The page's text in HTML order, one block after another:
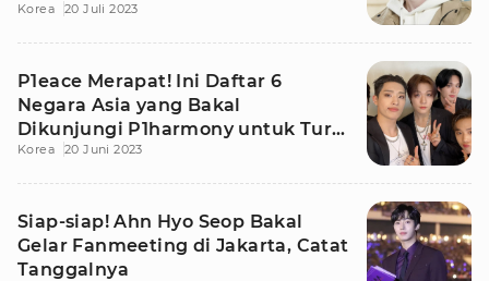
Lho!
Korea 20 Juli 2023
P1eace Merapat! Ini Daftar 6
Negara Asia yang Bakal
Dikunjungi P1harmony untuk Tur
Konser
Korea 20 Juni 2023
Siap-siap! Ahn Hyo Seop Bakal
Gelar Fanmeeting di Jakarta, Catat
Tanggalnya